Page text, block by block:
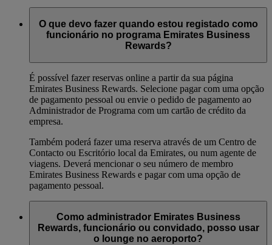
O que devo fazer quando estou registado como
funcionário no programa Emirates Business
Rewards?
É possível fazer reservas online a partir da sua página
Emirates Business Rewards. Selecione pagar com uma opção
de pagamento pessoal ou envie o pedido de pagamento ao
Administrador de Programa com um cartão de crédito da
empresa.
Também poderá fazer uma reserva através de um Centro de
Contacto ou Escritório local da Emirates, ou num agente de
viagens. Deverá mencionar o seu número de membro
Emirates Business Rewards e pagar com uma opção de
pagamento pessoal.
Como administrador Emirates Business
Rewards, funcionário ou convidado, posso usar
o lounge no aeroporto?